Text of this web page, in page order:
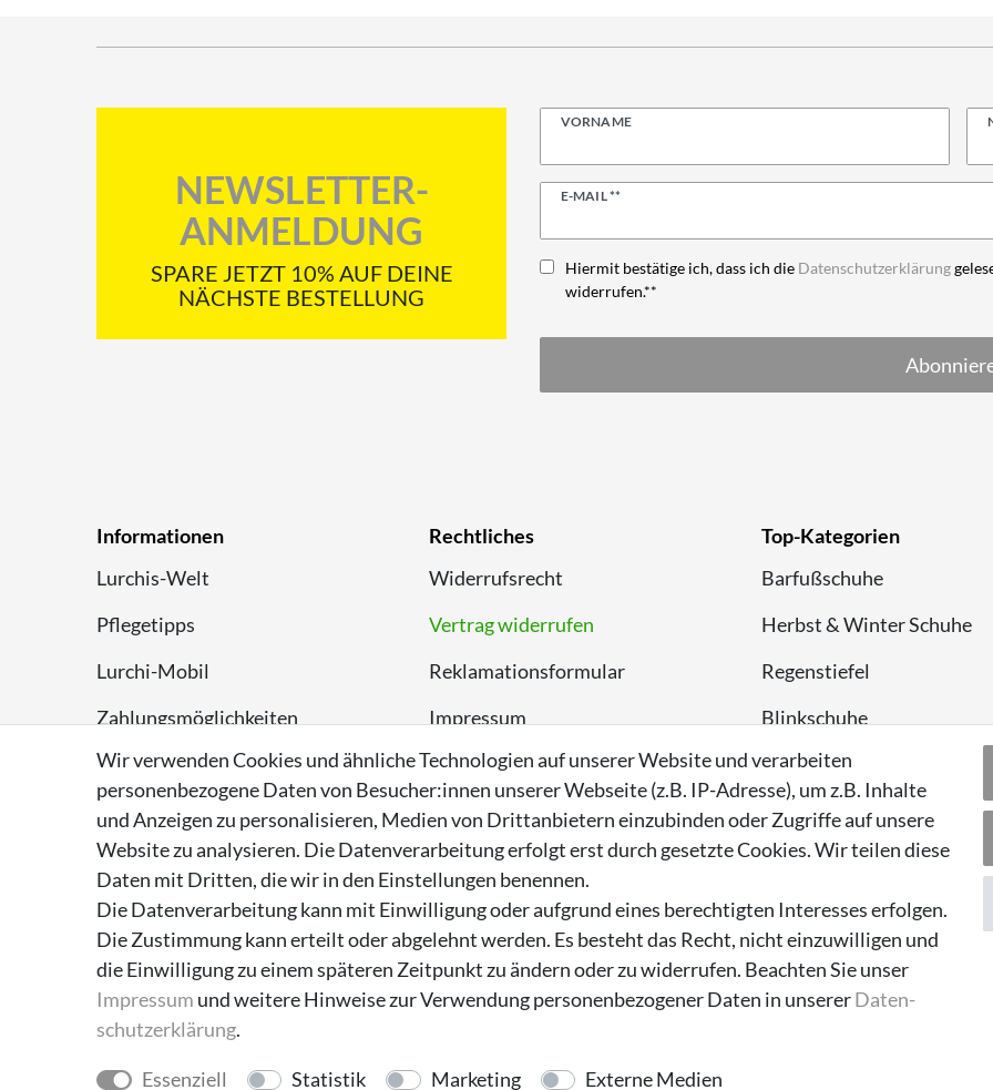
NEWSLETTER-
ANMELDUNG
SPARE JETZT 10% AUF DEINE
NÄCHSTE BESTELLUNG
VORNAME
E-MAIL **
Newsletter
Hiermit bestätige ich, dass ich die Daten­schutz­erklärung
widerrufen.**
Informationen
Lurchis-Welt
Pflegetipps
Lurchi-Mobil
Zahlungsmöglichkeiten
Versand
Rückversand
Entsorgungshinweise
Über Supremo Shoes
Rechtliches
Widerrufsrecht
Vertrag widerrufen
Reklamationsformular
Impressum
Datenschutzerklärung
Top-Kategorien
Barfußschuhe
Herbst & Winter Schuhe
Regenstiefel
Blinkschuhe
Schnneestiefel
Wasserdichte
Sneaker
Lauflernschuhe
Wir verwenden Cookies und ähnliche Technologien auf unserer Website und verarbeiten
personenbezogene Daten von Besucher:innen unserer Webseite (z.B. IP-Adresse), um z.B. Inhalte
und Anzeigen zu personalisieren, Medien von Drittanbietern einzubinden oder Zugriffe auf unsere
Website zu analysieren. Die Datenverarbeitung erfolgt erst durch gesetzte Cookies. Wir teilen diese
Daten mit Dritten, die wir in den Einstellungen benennen.
Die Datenverarbeitung kann mit Einwilligung oder aufgrund eines berechtigten Interesses erfolgen.
Die Zustimmung kann erteilt oder abgelehnt werden. Es besteht das Recht, nicht einzuwilligen und
die Einwilligung zu einem späteren Zeitpunkt zu ändern oder zu widerrufen. Beachten Sie unser
Impressum und weitere Hinweise zur Verwendung personenbezogener Daten in unsererDaten­
schutz­erklärung.
Essenziell Statistik Marketing Externe Medien